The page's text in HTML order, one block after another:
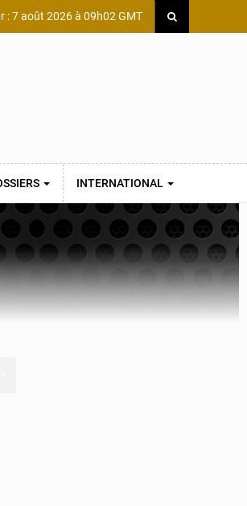
: 7 août 2026 à 09h02 GMT
INTERNATIONAL